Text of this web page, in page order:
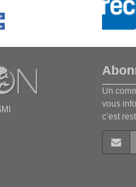
Un
vous
c’est